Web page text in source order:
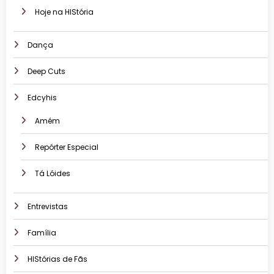
Hoje na HIStória
Dança
Deep Cuts
Edcyhis
Amém
Repórter Especial
Tá Lóides
Entrevistas
Família
HIStórias de Fãs